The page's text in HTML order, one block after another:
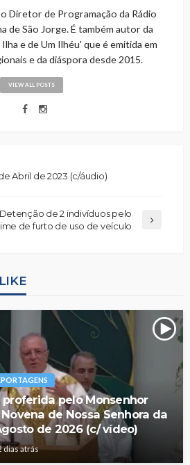
Diretor de Programação da Rádio
de São Jorge. É também autor da
e de Um Ilhéu' que é emitida em
e da diáspora desde 2015.
VIEW ALL POSTS
Abril de 2023 (c/áudio)
Detenção de 2 indivíduos pelo
de furto de uso de veículo
proferida pelo Monsenhor
de Nossa Senhora da
de 2026 (c/ vídeo)
dias atrás